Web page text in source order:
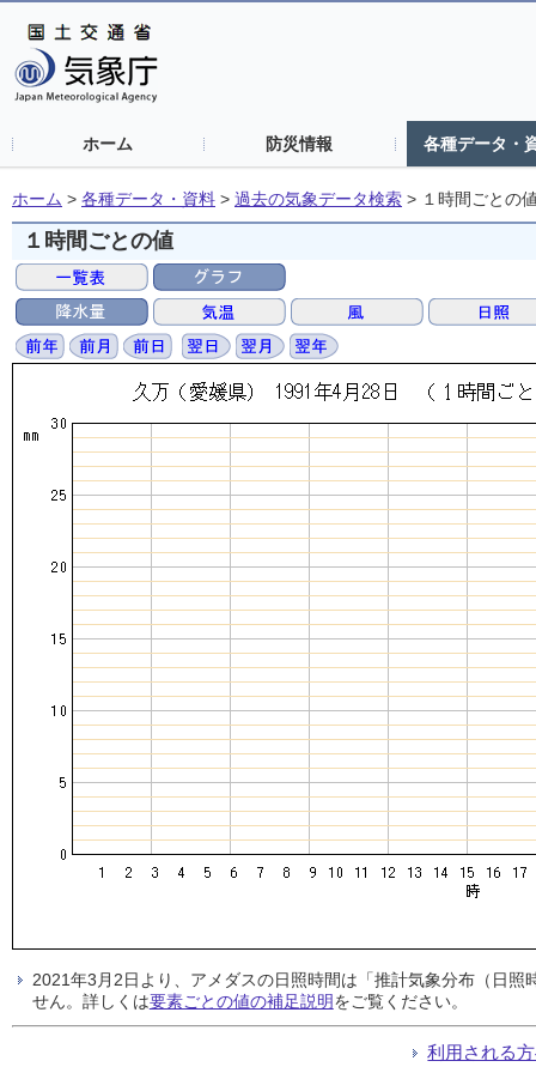
ホーム 防災情報 各種データ・
ホーム > 各種データ・資料 > 過去の気象データ検索 > １時間ごとの
１時間ごとの値
2021年3月2日より、アメダスの日照時間は「推計気象分布（日
せん。詳しくは要素ごとの値の補足説明をご覧ください。
利用される